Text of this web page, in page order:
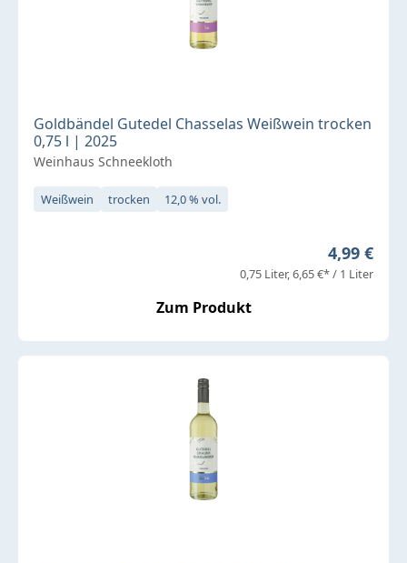
Goldbändel Gutedel Chasselas Weißwein trocken
0,75 l | 2025
Weinhaus Schneekloth
Weißwein trocken 12,0 % vol.
Regulärer
4,99 €
0,75 Liter 6,65 €* / 1 Liter
Zum Produkt